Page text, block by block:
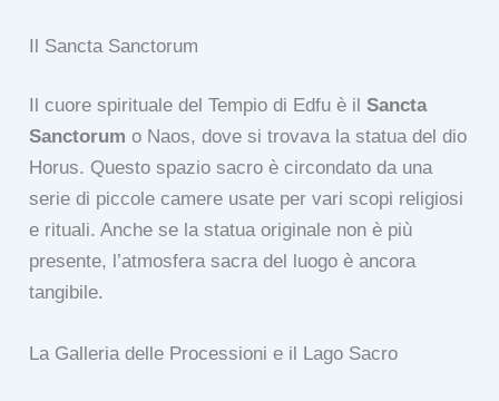
Il Sancta Sanctorum
Il cuore spirituale del Tempio di Edfu è ilSancta
Sanctorum o Naos, dove si trovava la statua del dio
Horus. Questo spazio sacro è circondato da una
serie di piccole camere usate per vari scopi religiosi
e rituali. Anche se la statua originale non è più
presente, l’atmosfera sacra del luogo è ancora
tangibile.
La Galleria delle Processioni e il Lago Sacro